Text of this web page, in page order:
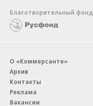
Благотворительный фонд
О «Коммерсанте»
Архив
Контакты
Реклама
Вакансии